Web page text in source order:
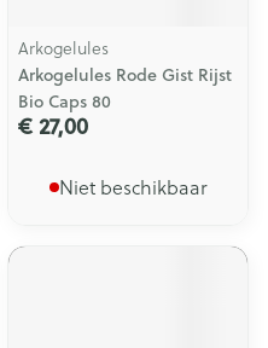
Arkogelules
Arkogelules Rode Gist Rijst
Bio Caps 80
€ 27,00
Niet beschikbaar